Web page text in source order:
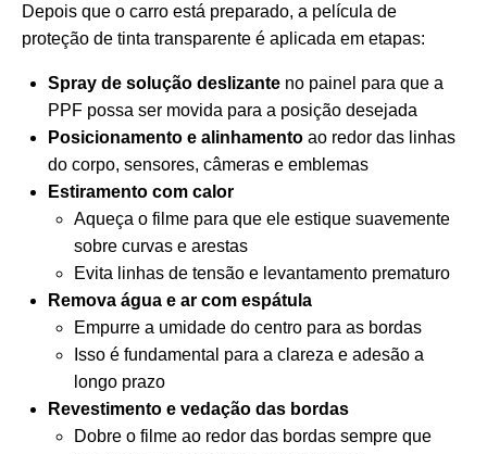
Depois que o carro está preparado, a película de
proteção de tinta transparente é aplicada em etapas:
Spray de solução deslizante no painel para que a
PPF possa ser movida para a posição desejada
Posicionamento e alinhamento ao redor das linhas
do corpo, sensores, câmeras e emblemas
Estiramento com calor
Aqueça o filme para que ele estique suavemente
sobre curvas e arestas
Evita linhas de tensão e levantamento prematuro
Remova água e ar com espátula
Empurre a umidade do centro para as bordas
Isso é fundamental para a clareza e adesão a
longo prazo
Revestimento e vedação das bordas
Dobre o filme ao redor das bordas sempre que